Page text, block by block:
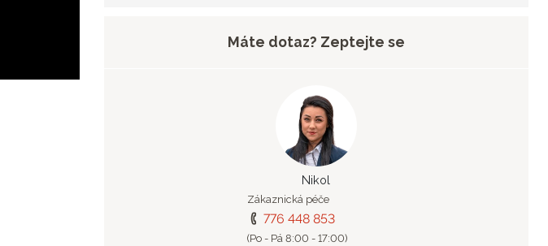
Máte dotaz? Zeptejte se
Nikol
Zákaznická péče
776 448 853
(Po - Pá 8:00 - 17:00)